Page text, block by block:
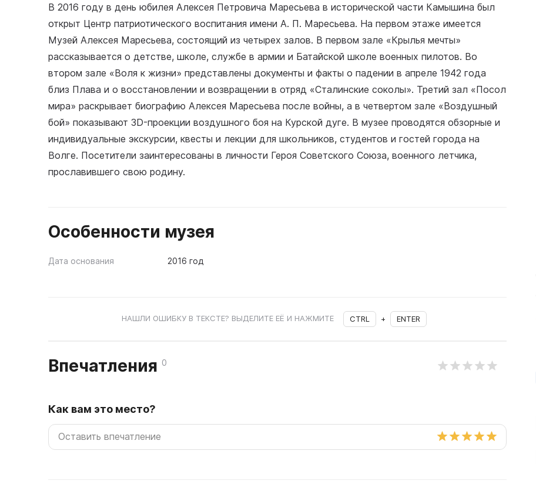
В 2016 году в день юбилея Алексея Петровича Маресьева в исторической части Камышина был
открыт Центр патриотического воспитания имени А. П. Маресьева. На первом этаже имеется
Музей Алексея Маресьева, состоящий из четырех залов. В первом зале «Крылья мечты»
рассказывается о детстве, школе, службе в армии и Батайской школе военных пилотов. Во
втором зале «Воля к жизни» представлены документы и факты о падении в апреле 1942 года
близ Плава и о восстановлении и возвращении в отряд «Сталинские соколы». Третий зал «Посол
мира» раскрывает биографию Алексея Маресьева после войны, а в четвертом зале «Воздушный
бой» показывают 3D-проекции воздушного боя на Курской дуге. В музее проводятся обзорные и
индивидуальные экскурсии, квесты и лекции для школьников, студентов и гостей города на
Волге. Посетители заинтересованы в личности Героя Советского Союза, военного летчика,
прославившего свою родину.
Особенности музея
Дата основания 2016 год
НАШЛИ ОШИБКУ В ТЕКСТЕ? ВЫДЕЛИТЕ ЕЁ И НАЖМИТЕ CTRL + ENTER
Впечатления 0
Как вам это место?